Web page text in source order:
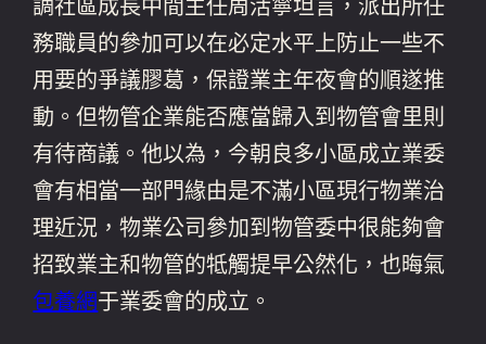
調社區成長中間主任周活寧坦言，派出所任
務職員的參加可以在必定水平上防止一些不
用要的爭議膠葛，保證業主年夜會的順遂推
動。但物管企業能否應當歸入到物管會里則
有待商議。他以為，今朝良多小區成立業委
會有相當一部門緣由是不滿小區現行物業治
理近況，物業公司參加到物管委中很能夠會
招致業主和物管的牴觸提早公然化，也晦氣
包養網于業委會的成立。